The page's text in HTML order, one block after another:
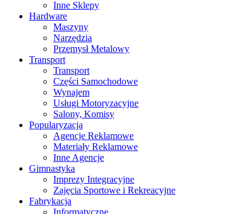
Inne Sklepy
Hardware
Maszyny
Narzędzia
Przemysł Metalowy
Transport
Transport
Części Samochodowe
Wynajem
Usługi Motoryzacyjne
Salony, Komisy
Popularyzacja
Agencje Reklamowe
Materiały Reklamowe
Inne Agencje
Gimnastyka
Imprezy Integracyjne
Zajęcia Sportowe i Rekreacyjne
Fabrykacja
Informatyczne